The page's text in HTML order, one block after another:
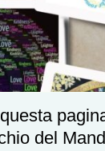
del